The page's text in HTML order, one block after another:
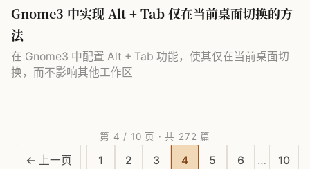
Gnome3 中实现 Alt + Tab 仅在当前桌面切换的方
法
在 Gnome3 中配置 Alt + Tab 功能，使其仅在当前桌面切
换，而不影响其他工作区
第 4 / 10 页 · 共 272 篇
← 上一页 1 2 3 4 5 6 … 10